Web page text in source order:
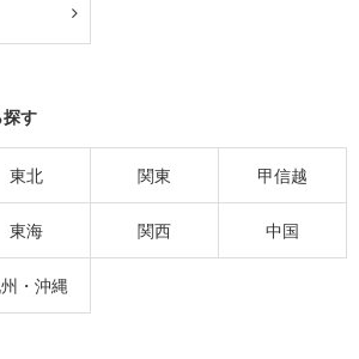
す
東北 関東 甲信越
東海 関西 中国
・沖縄